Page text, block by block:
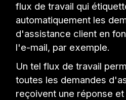
flux de travail qui
automatiquement les
d'assistance client en
l'e-mail, par exemple.
Un tel flux de travail
toutes les demandes
reçoivent une réponse